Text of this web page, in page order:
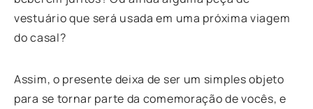
vestuário que será usada em uma próxima viagem
do casal?
Assim, o presente deixa de ser um simples objeto
para se tornar parte da comemoração de vocês, e